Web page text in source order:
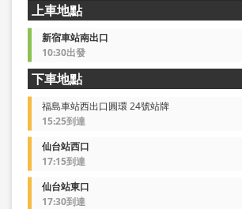
上車地點
新宿車站南出口
10:30出發
下車地點
福島車站西出口圓環 24號站牌
15:25到達
仙台站西口
17:15到達
仙台站東口
17:30到達